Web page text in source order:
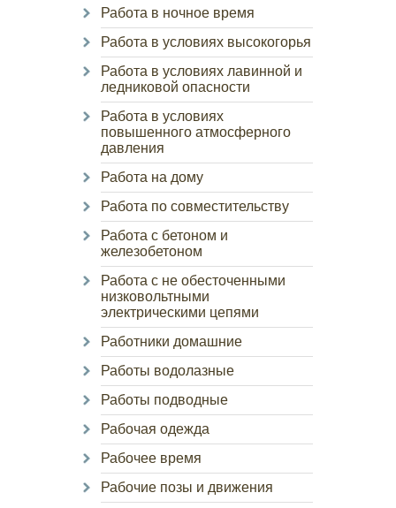
Работа в ночное время
Работа в условиях высокогорья
Работа в условиях лавинной и
ледниковой опасности
Работа в условиях
повышенного атмосферного
давления
Работа на дому
Работа по совместительству
Работа с бетоном и
железобетоном
Работа с не обесточенными
низковольтными
электрическими цепями
Работники домашние
Работы водолазные
Работы подводные
Рабочая одежда
Рабочее время
Рабочие позы и движения